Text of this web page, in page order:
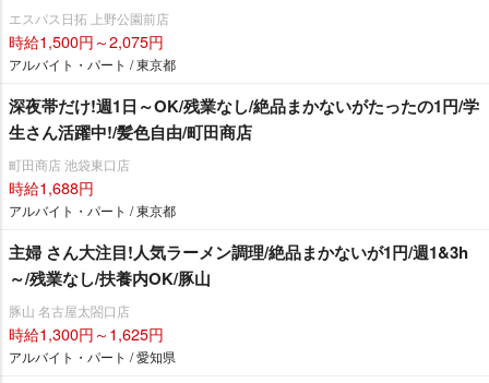
エスパス日拓 上野公園前店
時給1,500円～2,075円
アルバイト・パート / 東京都
深夜帯だけ!週1日～OK/残業なし/絶品まかないがたったの1円/学
生さん活躍中!/髪色自由/町田商店
町田商店 池袋東口店
時給1,688円
アルバイト・パート / 東京都
主婦 さん大注目!人気ラーメン調理/絶品まかないが1円/週1&3h
～/残業なし/扶養内OK/豚山
豚山 名古屋太閤口店
時給1,300円～1,625円
アルバイト・パート / 愛知県